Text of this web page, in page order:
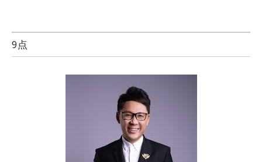
9点